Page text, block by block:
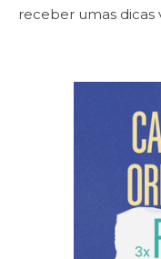
receber umas dicas